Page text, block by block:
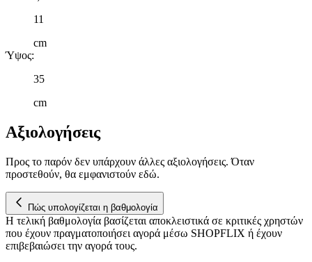
11
cm
Ύψος:
35
cm
Αξιολογήσεις
Προς το παρόν δεν υπάρχουν άλλες αξιολογήσεις. Όταν
προστεθούν, θα εμφανιστούν εδώ.
Πώς υπολογίζεται η βαθμολογία
Η τελική βαθμολογία βασίζεται αποκλειστικά σε κριτικές χρηστών
που έχουν πραγματοποιήσει αγορά μέσω SHOPFLIX ή έχουν
επιβεβαιώσει την αγορά τους.